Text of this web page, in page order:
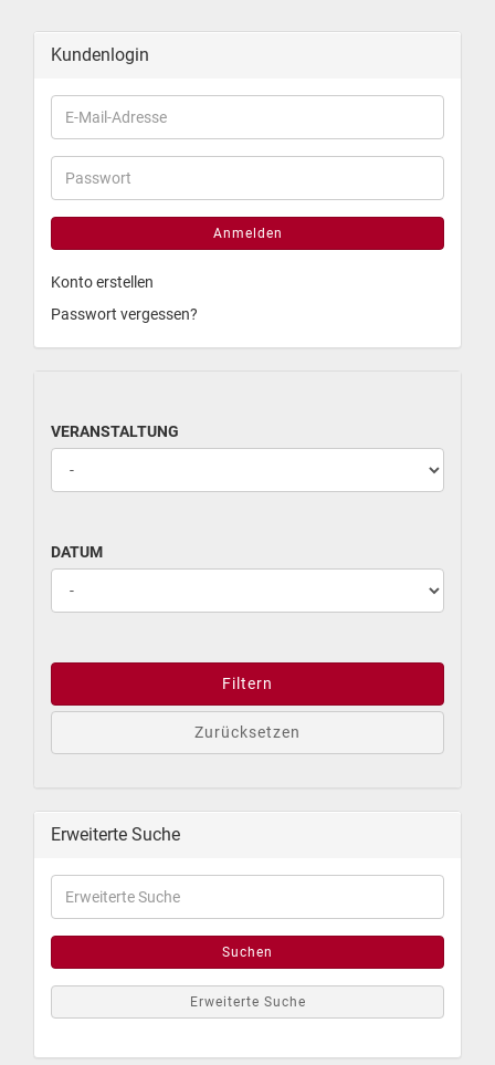
Kundenlogin
Anmelden
Konto erstellen
Passwort vergessen?
VERANSTALTUNG
DATUM
Filtern
Zurücksetzen
Erweiterte Suche
Suchen
Erweiterte Suche